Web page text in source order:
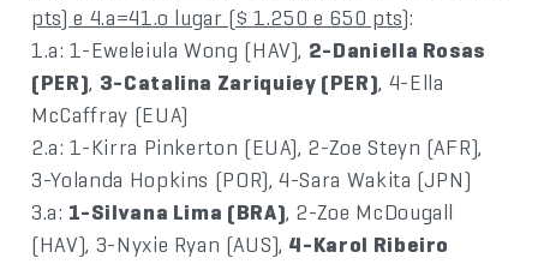
pts) e 4.a=41.o lugar ($ 1.250 e 650 pts):
1.a: 1-Eweleiula Wong (HAV), 2-Daniella Rosas
(PER), 3-Catalina Zariquiey (PER), 4-Ella
McCaffray (EUA)
2.a: 1-Kirra Pinkerton (EUA), 2-Zoe Steyn (AFR),
3-Yolanda Hopkins (POR), 4-Sara Wakita (JPN)
3.a: 1-Silvana Lima (BRA), 2-Zoe McDougall
(HAV), 3-Nyxie Ryan (AUS), 4-Karol Ribeiro